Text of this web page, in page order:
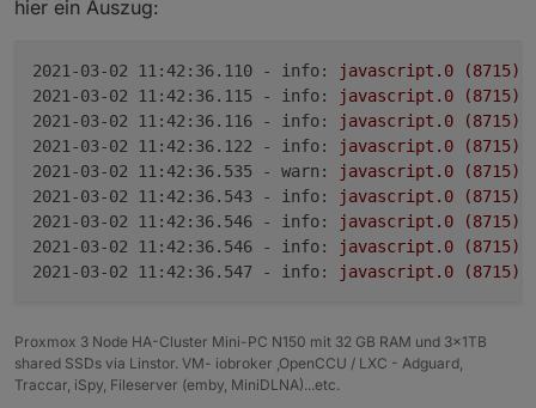
hier ein Auszug:
2021-03-02 11:42:36.110 - info: javascript.0 (8715)
2021-03-02 11:42:36.115 - info:
javascript.0 (8715)
2021-03-02 11:42:36.116 - info:
javascript.0 (8715)
2021-03-02 11:42:36.122 - info:
javascript.0 (8715)
2021-03-02 11:42:36.535 - warn:
javascript.0 (8715)
2021-03-02 11:42:36.543 - info:
javascript.0 (8715)
2021-03-02 11:42:36.546 - info:
javascript.0 (8715)
2021-03-02 11:42:36.546 - info:
javascript.0 (8715)
2021-03-02 11:42:36.547 - info:
javascript.0 (8715)
Proxmox 3 Node HA-Cluster Mini-PC N150 mit 32 GB RAM und 3x1TB
shared SSDs via Linstor. VM- iobroker ,OpenCCU / LXC - Adguard,
Traccar, iSpy, Fileserver (emby, MiniDLNA)...etc.